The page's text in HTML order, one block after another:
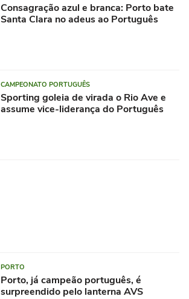
Consagração azul e branca: Porto bate
Santa Clara no adeus ao Português
CAMPEONATO PORTUGUÊS
Sporting goleia de virada o Rio Ave e
assume vice-liderança do Português
PORTO
Porto, já campeão português, é
surpreendido pelo lanterna AVS